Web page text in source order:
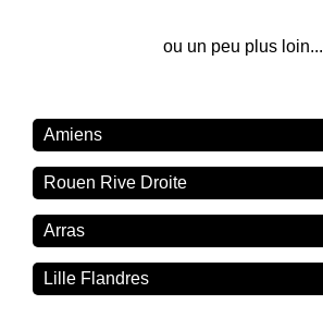
ou un peu plus loin...
Amiens
Rouen Rive Droite
Arras
Lille Flandres